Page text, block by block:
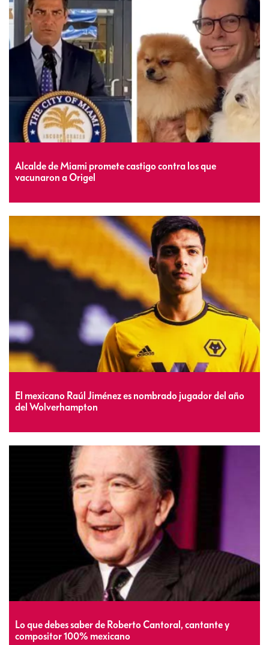
Alcalde de Miami promete castigo contra los que
vacunaron a Origel
El mexicano Raúl Jiménez es nombrado jugador del año
del Wolverhampton
Lo que debes saber de Roberto Cantoral, cantante y
compositor 100% mexicano